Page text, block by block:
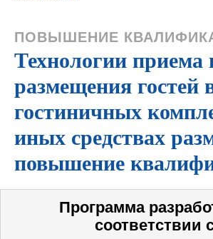
ПОВЫШЕНИЕ
Технологии приема
размещения гостей
гостиничных
иных средствах
повышение
Программа
соответствии